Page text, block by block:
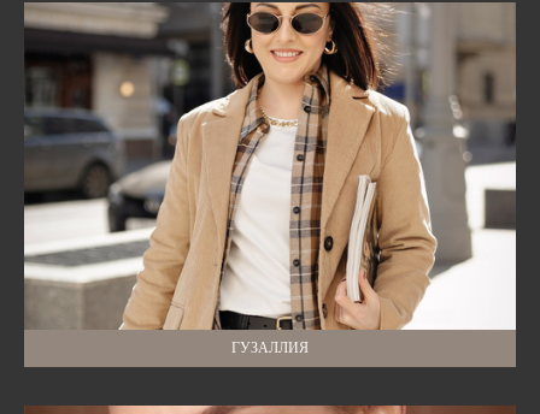
ГУЗАЛЛИЯ